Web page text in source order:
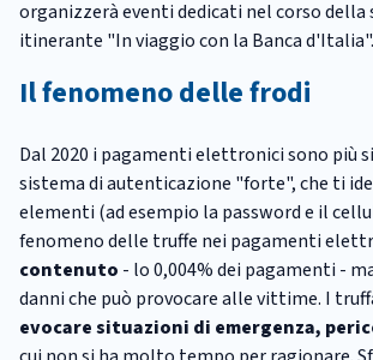
organizzerà eventi dedicati nel corso della
itinerante "In viaggio con la Banca d'Italia".
Il fenomeno delle frodi
Dal 2020 i pagamenti elettronici sono più
sistema di autenticazione "forte", che ti
elementi (ad esempio la password e il
fenomeno delle truffe nei pagamenti
contenuto - lo 0,004% dei pagamenti -
danni che può provocare alle vittime. I
evocare situazioni di emergenza,